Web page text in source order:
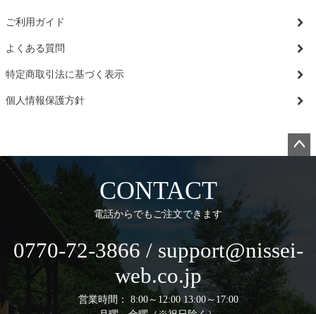
ご利用ガイド
よくある質問
特定商取引法に基づく表示
個人情報保護方針
へ
CONTACT
電話からでもご注文できます
0770-72-3866 / support@nissei-
web.co.jp
営業時間： 8:00～12:00 13:00～17:00